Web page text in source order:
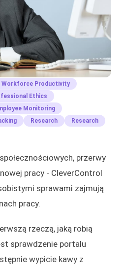
Workforce Productivity
Ethics
Monitoring
Research Research
przerwy
pracy - CleverControl
sprawami zajmują
pracy.
rzeczą, jaką robią
sprawdzenie portalu
wypicie kawy z